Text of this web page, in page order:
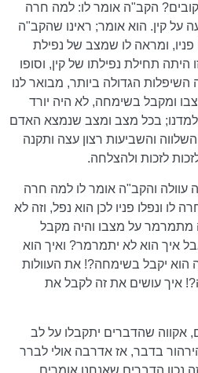
הקב"ה אומר לו: למה חרה
על קין. הוא אומר; ראינו שהקב"ה
פניו, ומראה לו שמצב של נפילת
היתה תחילת נפילתו של קין, וסופו
הגדולה ביותר, מבואר לנו
ומקבל בשימחה, לא היה יורד
למדנו; בכל מצב ומצב שנמצא האדם
והשביעות רצון עצה ותקנה
לזכות ולהצלחה.
עוולה והקב"ה אומר לו למה חרה
לו ונפלו פניו לכן הוא נפל, וזה לא
מתמרמר על מצבו והיה מקבל
איך הוא לא יתמרמר? ואיך הוא
יקבל בשימחה?! את העוולות
איך עושים את זה לקבל את
אקווה שהדברים יתקבלו על לב
בדבר, אז אדרבה אולי לברר
נכון הדברים שאנחנו אומרים,